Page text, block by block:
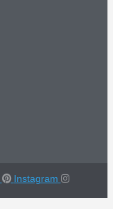
Instagram